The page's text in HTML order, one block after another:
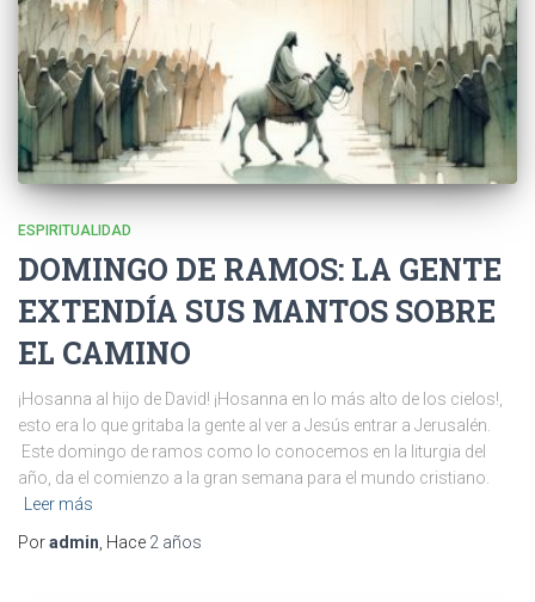
ESPIRITUALIDAD
DOMINGO DE RAMOS: LA GENTE
EXTENDÍA SUS MANTOS SOBRE
EL CAMINO
¡Hosanna al hijo de David! ¡Hosanna en lo más alto de los cielos!,
esto era lo que gritaba la gente al ver a Jesús entrar a Jerusalén.
Este domingo de ramos como lo conocemos en la liturgia del
año, da el comienzo a la gran semana para el mundo cristiano.
Leer más
Poradmin , Hace 2 años